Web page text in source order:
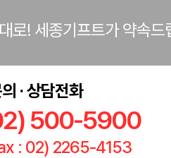
로! 세종기프트가 약속드
· 상담전화
500-5900
: 02) 2265-4153